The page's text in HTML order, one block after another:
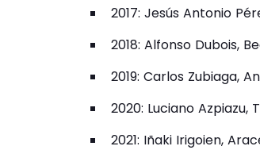
2017: Jesús Antonio
2018: Alfonso Dubois,
2019: Carlos Zubiaga,
2020: Luciano Azpiazu,
2021: Iñaki Irigoien,